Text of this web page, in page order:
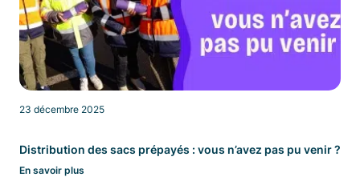
23 décembre 2025
Distribution des sacs prépayés : vous n’avez pas pu venir ?
En savoir plus